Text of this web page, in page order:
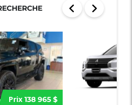
Prix 138 965 $